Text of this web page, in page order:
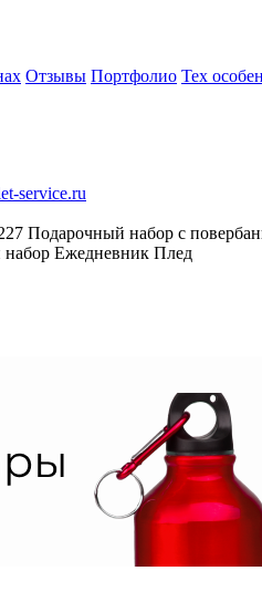
Отзывы Портфолио Тех
service.ru
Подарочный набор с
Ежедневник Плед